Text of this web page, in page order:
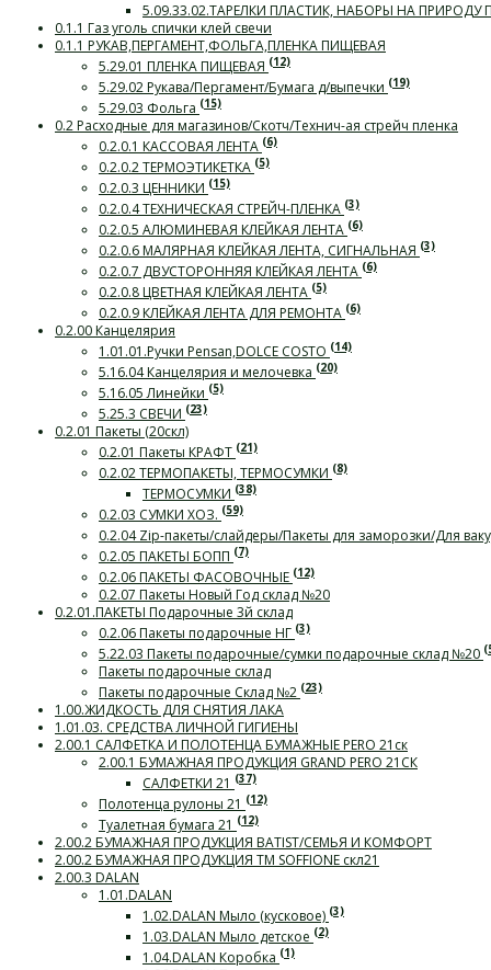
5.09.33.02.ТАРЕЛКИ ПЛАСТИК, НАБОРЫ НА ПРИРОДУ
0.1.1 Газ уголь спички клей свечи
0.1.1 РУКАВ,ПЕРГАМЕНТ,ФОЛЬГА,ПЛЕНКА ПИЩЕВАЯ
5.29.01 ПЛЕНКА ПИЩЕВАЯ (12)
5.29.02 Рукава/Пергамент/Бумага д/выпечки (19)
5.29.03 Фольга (15)
0.2 Расходные для магазинов/Скотч/Технич-ая стрейч пленка
0.2.0.1 КАССОВАЯ ЛЕНТА (6)
0.2.0.2 ТЕРМОЭТИКЕТКА (5)
0.2.0.3 ЦЕННИКИ (15)
0.2.0.4 ТЕХНИЧЕСКАЯ СТРЕЙЧ-ПЛЕНКА (3)
0.2.0.5 АЛЮМИНЕВАЯ КЛЕЙКАЯ ЛЕНТА (6)
0.2.0.6 МАЛЯРНАЯ КЛЕЙКАЯ ЛЕНТА, СИГНАЛЬНАЯ (3)
0.2.0.7 ДВУСТОРОННЯЯ КЛЕЙКАЯ ЛЕНТА (6)
0.2.0.8 ЦВЕТНАЯ КЛЕЙКАЯ ЛЕНТА (5)
0.2.0.9 КЛЕЙКАЯ ЛЕНТА ДЛЯ РЕМОНТА (6)
0.2.00 Канцелярия
1.01.01.Ручки Pensan,DOLCE COSTO (14)
5.16.04 Канцелярия и мелочевка (20)
5.16.05 Линейки (5)
5.25.3 СВЕЧИ (23)
0.2.01 Пакеты (20скл)
0.2.01 Пакеты КРАФТ (21)
0.2.02 ТЕРМОПАКЕТЫ, ТЕРМОСУМКИ (8)
ТЕРМОСУМКИ (38)
0.2.03 СУМКИ ХОЗ. (59)
0.2.04 Zip-пакеты/слайдеры/Пакеты для заморозки/Для
0.2.05 ПАКЕТЫ БОПП (7)
0.2.06 ПАКЕТЫ ФАСОВОЧНЫЕ (12)
0.2.07 Пакеты Новый Год склад №20
0.2.01.ПАКЕТЫ Подарочные 3й склад
0.2.06 Пакеты подарочные НГ (3)
5.22.03 Пакеты подарочные/сумки подарочные склад №20
Пакеты подарочные склад
Пакеты подарочные Склад №2 (23)
1.00.ЖИДКОСТЬ ДЛЯ СНЯТИЯ ЛАКА
1.01.03. СРЕДСТВА ЛИЧНОЙ ГИГИЕНЫ
2.00.1 САЛФЕТКА И ПОЛОТЕНЦА БУМАЖНЫЕ PERO 21ск
2.00.1 БУМАЖНАЯ ПРОДУКЦИЯ GRAND PERO 21СК
САЛФЕТКИ 21 (37)
Полотенца рулоны 21 (12)
Туалетная бумага 21 (12)
2.00.2 БУМАЖНАЯ ПРОДУКЦИЯ BATIST/СЕМЬЯ И КОМФОРТ
2.00.2 БУМАЖНАЯ ПРОДУКЦИЯ ТМ SOFFIONE скл21
2.00.3 DALAN
1.01.DALAN
1.02.DALAN Мыло (кусковое) (3)
1.03.DALAN Мыло детское (2)
1.04.DALAN Коробка (1)